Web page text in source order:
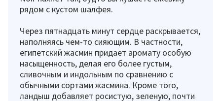
рядом с кустом шалфея.
Через пятнадцать минут сердце раскрывается,
наполняясь чем-то сияющим. В частности,
египетский жасмин придает аромату особую
насыщенность, делая его более густым,
сливочным и индольным по сравнению с
обычными сортами жасмина. Кроме того,
ландыш добавляет росистую, зеленую, почти